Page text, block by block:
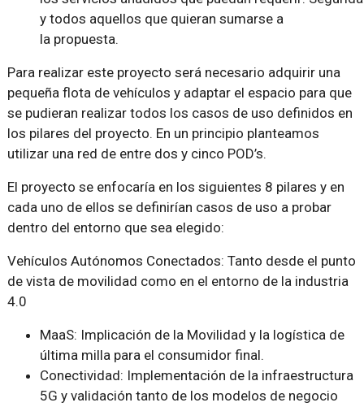
y todos aquellos que quieran sumarse a
la propuesta.
Para realizar este proyecto será necesario adquirir una
pequeña flota de vehículos y adaptar el espacio para que
se pudieran realizar todos los casos de uso definidos en
los pilares del proyecto. En un principio planteamos
utilizar una red de entre dos y cinco POD’s.
El proyecto se enfocaría en los siguientes 8 pilares y en
cada uno de ellos se definirían casos de uso a probar
dentro del entorno que sea elegido:
Vehículos Autónomos Conectados: Tanto desde el punto
de vista de movilidad como en el entorno de la industria
4.0
MaaS: Implicación de la Movilidad y la logística de
última milla para el consumidor final.
Conectividad: Implementación de la infraestructura
5G y validación tanto de los modelos de negocio